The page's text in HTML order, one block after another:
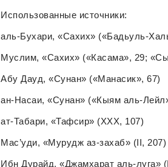
Использованные источники:
аль-Бухари, «Сахих» («Бадьуль-
Муслим, «Сахих» («Касама», 29;
Абу Дауд, «Сунан» («Манасик», 67)
ан-Насаи, «Сунан» («Кыям аль-
ат-Табари, «Тафсир» (XXX, 107)
Мас’уди, «Мурудж аз-захаб» (II, 207)
Ибн Дурайд, «Джамхарат аль-луга»